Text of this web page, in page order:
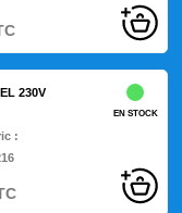
230V
:
EN STOCK